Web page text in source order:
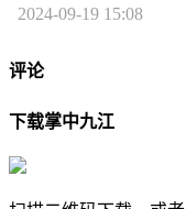
2024-09-19 15:08
评论
下载掌中九江